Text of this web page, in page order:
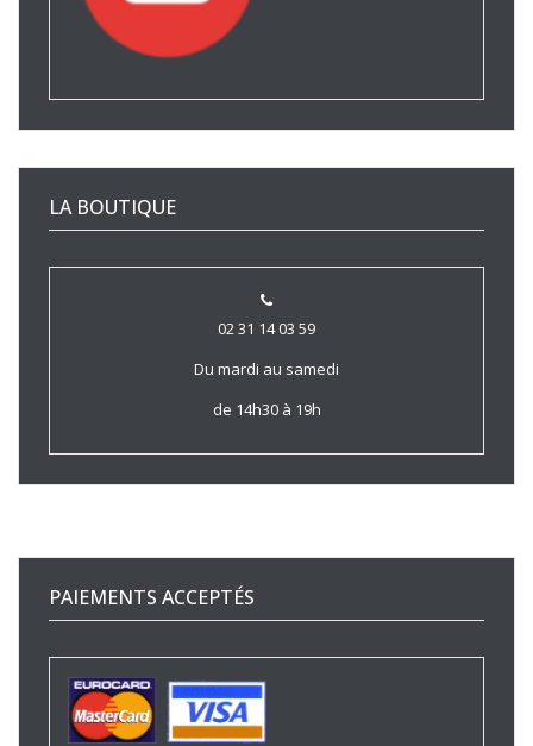
LA BOUTIQUE
02 31 14 03 59
Du mardi au samedi
de 14h30 à 19h
PAIEMENTS ACCEPTÉS